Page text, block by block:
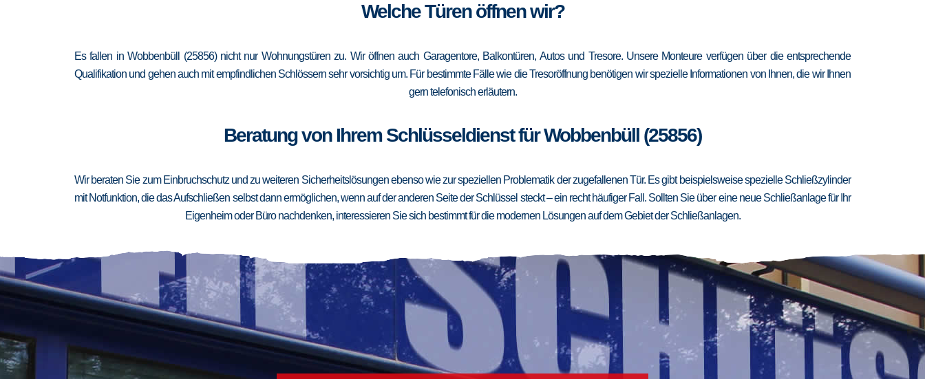
Welche Türen öffnen wir?
Es fallen in Wobbenbüll (25856) nicht nur Wohnungstüren zu. Wir öffnen auch Garagentore, Balkontüren, Autos und Tresore. Unsere Monteure verfügen über die entsprechende
Qualifikation und gehen auch mit empfindlichen Schlössern sehr vorsichtig um. Für bestimmte Fälle wie die Tresoröffnung benötigen wir spezielle Informationen von Ihnen, die wir Ihnen
gern telefonisch erläutern.
Beratung von Ihrem Schlüsseldienst für Wobbenbüll (25856)
Wir beraten Sie zum Einbruchschutz und zu weiteren Sicherheitslösungen ebenso wie zur speziellen Problematik der zugefallenen Tür. Es gibt beispielsweise spezielle Schließzylinder
mit Notfunktion, die das Aufschließen selbst dann ermöglichen, wenn auf der anderen Seite der Schlüssel steckt – ein recht häufiger Fall. Sollten Sie über eine neue Schließanlage für Ihr
Eigenheim oder Büro nachdenken, interessieren Sie sich bestimmt für die modernen Lösungen auf dem Gebiet der Schließanlagen.